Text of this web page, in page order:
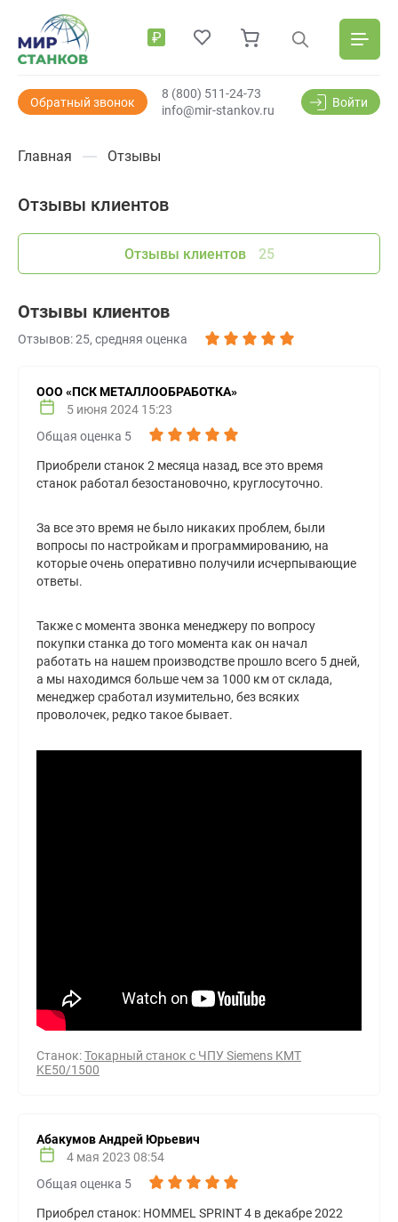
₽
Обратный звонок
info@mir-stankov.ru
8 (800) 511-24-73
Войти
Главная Отзывы
Отзывы клиентов
Отзывы клиентов 25
Отзывы клиентов
Отзывов: 25, средняя оценка
ООО «ПСК МЕТАЛЛООБРАБОТКА»
5 июня 2024 15:23
Общая оценка 5
Приобрели станок 2 месяца назад, все это время
станок работал безостановочно, круглосуточно.
За все это время не было никаких проблем, были
вопросы по настройкам и программированию, на
которые очень оперативно получили исчерпывающие
ответы.
Также с момента звонка менеджеру по вопросу
покупки станка до того момента как он начал
работать на нашем производстве прошло всего 5 дней,
а мы находимся больше чем за 1000 км от склада,
менеджер сработал изумительно, без всяких
проволочек, редко такое бывает.
Станок:Токарный станок с ЧПУ Siemens KMT
KE50/1500
Абакумов Андрей Юрьевич
4 мая 2023 08:54
Общая оценка 5
Приобрел станок: HOMMEL SPRINT 4 в декабре 2022